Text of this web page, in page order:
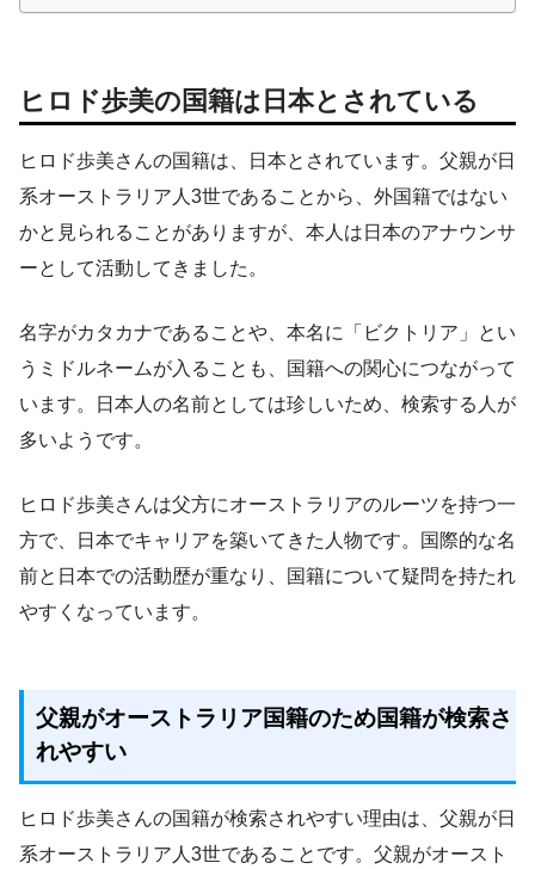
ヒロド歩美の国籍は日本とされている
ヒロド歩美さんの国籍は、日本とされています。父親が日
系オーストラリア人3世であることから、外国籍ではない
かと見られることがありますが、本人は日本のアナウンサ
ーとして活動してきました。
名字がカタカナであることや、本名に「ビクトリア」とい
うミドルネームが入ることも、国籍への関心につながって
います。日本人の名前としては珍しいため、検索する人が
多いようです。
ヒロド歩美さんは父方にオーストラリアのルーツを持つ一
方で、日本でキャリアを築いてきた人物です。国際的な名
前と日本での活動歴が重なり、国籍について疑問を持たれ
やすくなっています。
父親がオーストラリア国籍のため国籍が検索さ
れやすい
ヒロド歩美さんの国籍が検索されやすい理由は、父親が日
系オーストラリア人3世であることです。父親がオースト